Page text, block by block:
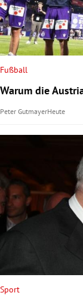
Fußball
Warum die
Peter GutmayerHeute
Sport